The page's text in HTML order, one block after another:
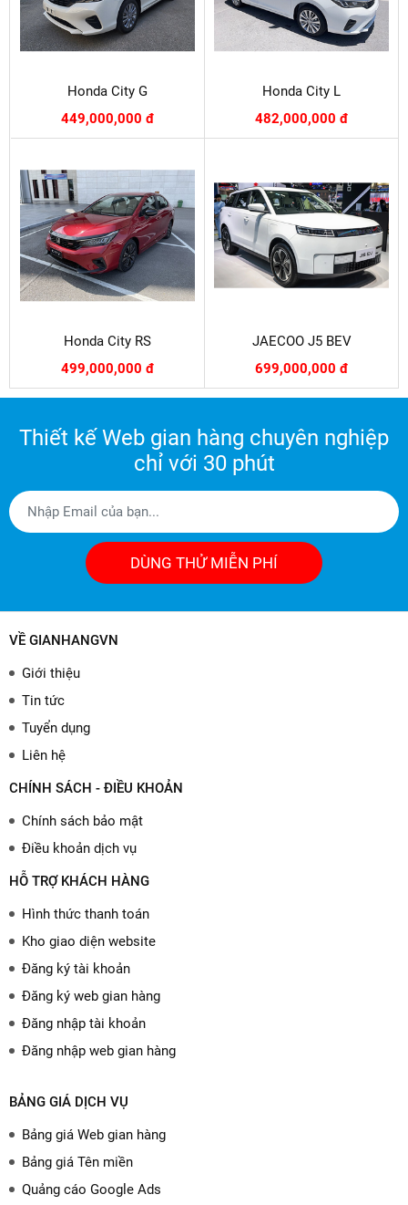
Honda City G
449,000,000 đ
Honda City L
482,000,000 đ
Honda City RS
499,000,000 đ
JAECOO J5 BEV
699,000,000 đ
Thiết kế Web gian hàng chuyên nghiệp
chỉ với 30 phút
DÙNG THỬ MIỄN PHÍ
VỀ GIANHANGVN
Giới thiệu
Tin tức
Tuyển dụng
Liên hệ
CHÍNH SÁCH - ĐIỀU KHOẢN
Chính sách bảo mật
Điều khoản dịch vụ
HỖ TRỢ KHÁCH HÀNG
Hình thức thanh toán
Kho giao diện website
Đăng ký tài khoản
Đăng ký web gian hàng
Đăng nhập tài khoản
Đăng nhập web gian hàng
BẢNG GIÁ DỊCH VỤ
Bảng giá Web gian hàng
Bảng giá Tên miền
Quảng cáo Google Ads